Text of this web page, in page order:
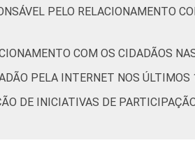
PELO RELACIONAMENTO
COM OS CIDADÃOS
PELA INTERNET NOS ÚLTIMOS
DE INICIATIVAS DE